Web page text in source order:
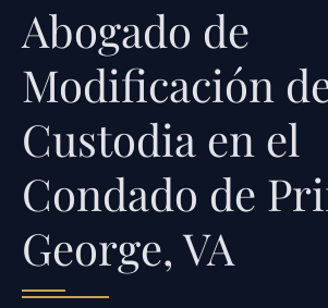
Abogado de
Modificación
Custodia en el
Condado de
George, VA